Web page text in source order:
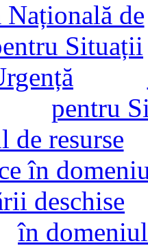
pentru
în